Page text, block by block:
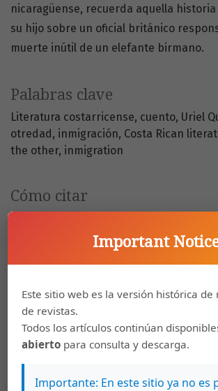
Palabras clave
Literatura costarricense cuento Uriel
otredad
inmigración Costa Rican
the other inmigration
Cómo citar
Káñina
nicaragüense, recuerda aquella
su hijo sobre un oficial británico
muerte inútil de un elefante birmano.
Descargas
Important
Este sitio web es la versión histórica
de revistas.
Todos los artículos continúan
abierto para consulta y descarga.
Importante: En este sitio ya no es